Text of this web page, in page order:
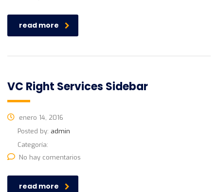
read more
VC Right Services Sidebar
enero 14, 2016
Posted by: admin
Categoría:
No hay comentarios
read more